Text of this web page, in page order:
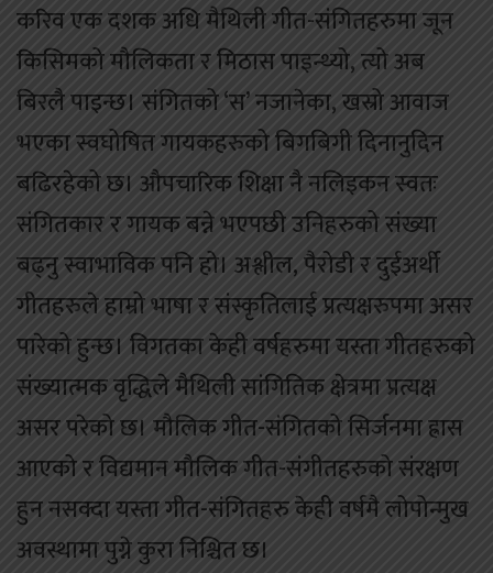
करिव एक दशक अधि मैथिली गीत-संगितहरुमा जून
किसिमको मौलिकता र मिठास पाइन्थ्यो, त्यो अब
बिरलै पाइन्छ। संगितको ‘स’ नजानेका, खस्रो आवाज
भएका स्वघोषित गायकहरुको बिगबिगी दिनानुदिन
बढिरहेको छ। औपचारिक शिक्षा नै नलिइकन स्वतः
संगितकार र गायक बन्ने भएपछी उनिहरुको संख्या
बढ्नु स्वाभाविक पनि हो। अश्लील, पैरोडी र दुईअर्थी
गीतहरुले हाम्रो भाषा र संस्कृतिलाई प्रत्यक्षरुपमा असर
पारेको हुन्छ। विगतका केही वर्षहरुमा यस्ता गीतहरुको
संख्यात्मक वृद्धिले मैथिली सांगितिक क्षेत्रमा प्रत्यक्ष
असर परेको छ। मौलिक गीत-संगितको सिर्जनमा ह्रास
आएको र विद्यमान मौलिक गीत-संगीतहरुको संरक्षण
हुन नसक्दा यस्ता गीत-संगितहरु केही वर्षमै लोपोन्मुख
अवस्थामा पुग्ने कुरा निश्चित छ।